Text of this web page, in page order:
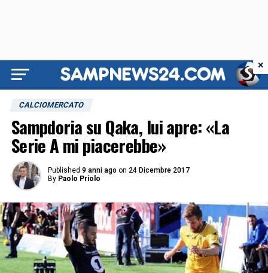
CALCIOMERCATO
Sampdoria su Qaka, lui apre: «La
Serie A mi piacerebbe»
Published 9 anni ago on 24 Dicembre 2017
By Paolo Priolo
×